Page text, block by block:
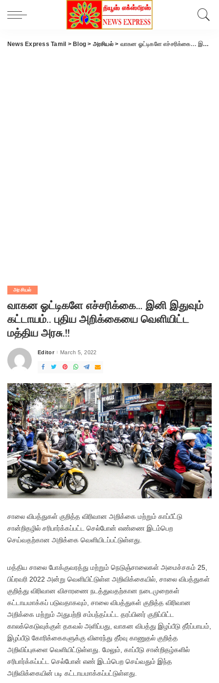
News Express Tamil > Blog > அரசியல்> வாகன ஓட்டிகளே எச்சரிக்கை… இனி இதுவும் கட்டாயம்.. புதிய அறிக்கையை வெளியிட்ட மத்திய அரசு.!!
அரசியல்
வாகன ஓட்டிகளே எச்சரிக்கை… இனி இதுவும்
கட்டாயம்.. புதிய அறிக்கையை வெளியிட்ட
மத்திய அரசு.!!
Posted
Editor March 5, 2022
சாலை விபத்துகள் குறித்த விரிவான அறிக்கை மற்றும் காப்பீட்டு
சான்றிதழில் சரிபார்க்கப்பட்ட செல்போன் எண்ணை இடம்பெற
செய்வதற்கான அறிக்கை வெளியிடப்பட்டுள்ளது.
மத்திய சாலை போக்குவரத்து மற்றும் நெடுஞ்சாலைகள் அமைச்சகம் 25,
பிப்ரவரி 2022 அன்று வெளியிட்டுள்ள அறிவிக்கையில், சாலை விபத்துகள்
குறித்து விரிவான விசாரணை நடத்துவதற்கான நடைமுறைகள்
கட்டாயமாக்கப் படுவதாகவும், சாலை விபத்துகள் குறித்த விரிவான
அறிக்கை மற்றும் அதுபற்றி சம்பந்தப்பட்ட தரப்பினர் குறிப்பிட்ட
காலக்கெடுவுக்குள் தகவல் அளிப்பது, வாகன விபத்து இழப்பீடு தீர்ப்பாயம்,
இழப்பீடு கோரிக்கைகளுக்கு விரைந்து தீர்வு காணுதல் குறித்த
அறிவிப்புகளை வெளியிட்டுள்ளது. மேலும், காப்பீடு சான்றிதழ்களில்
சரிபார்க்கப்பட்ட செல்போன் எண் இடம்பெற செய்வதும் இந்த
அறிவிக்கையின் படி கட்டாயமாக்கப்பட்டுள்ளது.